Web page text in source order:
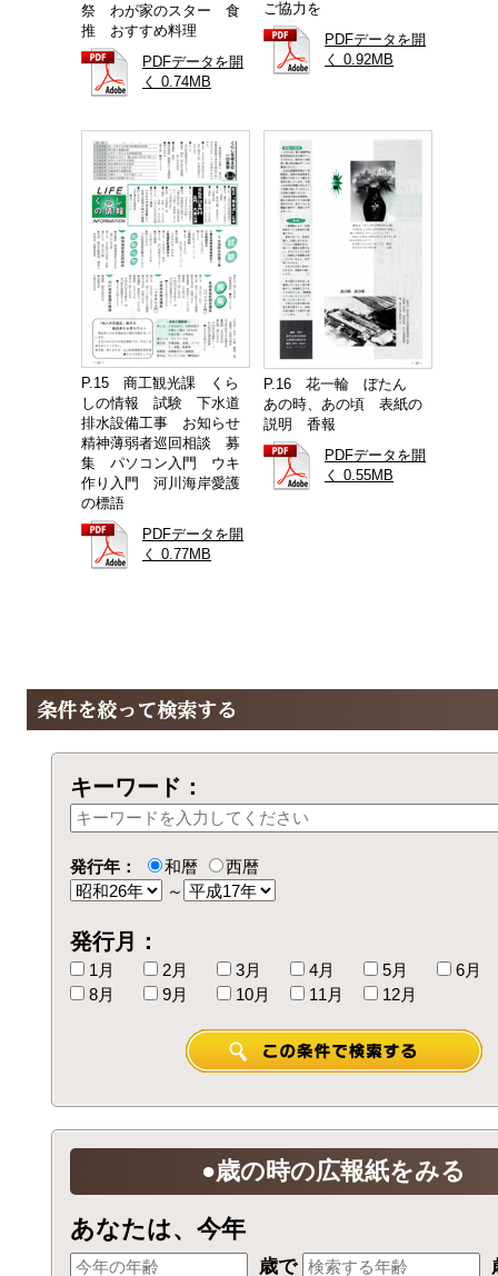
祭 わが家のスター 食
推 おすすめ料理
PDFデータを開
く 0.74MB
ご協力を
PDFデータを開
く 0.92MB
P.15 商工観光課 くら
しの情報 試験 下水道
排水設備工事 お知らせ
精神薄弱者巡回相談 募
集 パソコン入門 ウキ
作り入門 河川海岸愛護
の標語
PDFデータを開
く 0.77MB
P.16 花一輪 ぼたん
あの時、あの頃 表紙の
説明 香報
PDFデータを開
く 0.55MB
キーワード：
発行年： 和暦
西暦
～
発行月：
1月 2月 3月 4月 5月
6月
8月
9月 10月 11月 12月
●歳の時の広報紙をみる
あなたは、今年
歳で